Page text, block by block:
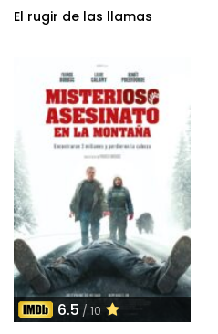
El rugir de las llamas
6.5 / 10